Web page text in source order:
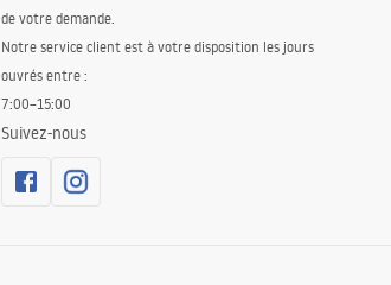
de votre demande.
Notre service client est à votre disposition les jours
ouvrés entre :
7:00–15:00
Suivez-nous